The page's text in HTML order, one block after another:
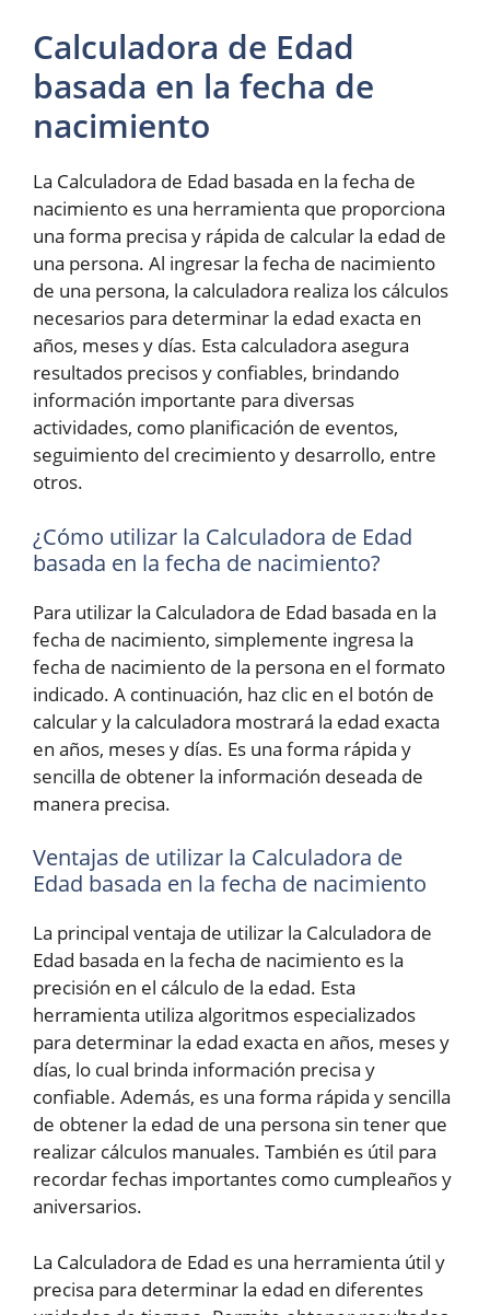
Calculadora de Edad
basada en la fecha de
nacimiento
La Calculadora de Edad basada en la fecha de
nacimiento es una herramienta que proporciona
una forma precisa y rápida de calcular la edad de
una persona. Al ingresar la fecha de nacimiento
de una persona, la calculadora realiza los cálculos
necesarios para determinar la edad exacta en
años, meses y días. Esta calculadora asegura
resultados precisos y confiables, brindando
información importante para diversas
actividades, como planificación de eventos,
seguimiento del crecimiento y desarrollo, entre
otros.
¿Cómo utilizar la Calculadora de Edad
basada en la fecha de nacimiento?
Para utilizar la Calculadora de Edad basada en la
fecha de nacimiento, simplemente ingresa la
fecha de nacimiento de la persona en el formato
indicado. A continuación, haz clic en el botón de
calcular y la calculadora mostrará la edad exacta
en años, meses y días. Es una forma rápida y
sencilla de obtener la información deseada de
manera precisa.
Ventajas de utilizar la Calculadora de
Edad basada en la fecha de nacimiento
La principal ventaja de utilizar la Calculadora de
Edad basada en la fecha de nacimiento es la
precisión en el cálculo de la edad. Esta
herramienta utiliza algoritmos especializados
para determinar la edad exacta en años, meses y
días, lo cual brinda información precisa y
confiable. Además, es una forma rápida y sencilla
de obtener la edad de una persona sin tener que
realizar cálculos manuales. También es útil para
recordar fechas importantes como cumpleaños y
aniversarios.
La Calculadora de Edad es una herramienta útil y
precisa para determinar la edad en diferentes